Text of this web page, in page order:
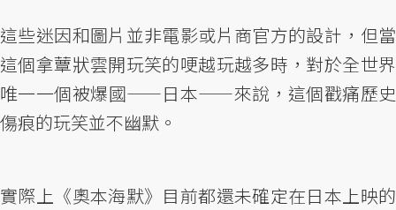
這些迷因和圖片並非電影或片商官方的設計，但當
這個拿蕈狀雲開玩笑的哽越玩越多時，對於全世界
唯一一個被爆國——日本——來說，這個戳痛歷史
傷痕的玩笑並不幽默。
實際上《奧本海默》目前都還未確定在日本上映的